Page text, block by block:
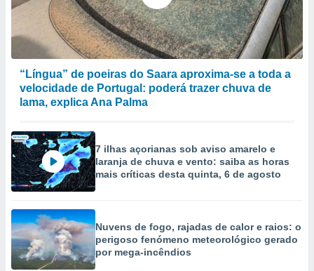
“Língua” de poeiras do Saara aproxima-se a toda a
velocidade de Portugal: poderá trazer chuva de
lama, explica Ana Palma
7 ilhas açorianas sob aviso amarelo e
laranja de chuva e vento: saiba as horas
mais críticas desta quinta, 6 de agosto
Nuvens de fogo, rajadas de calor e raios: o
perigoso fenómeno meteorológico gerado
por mega-incêndios